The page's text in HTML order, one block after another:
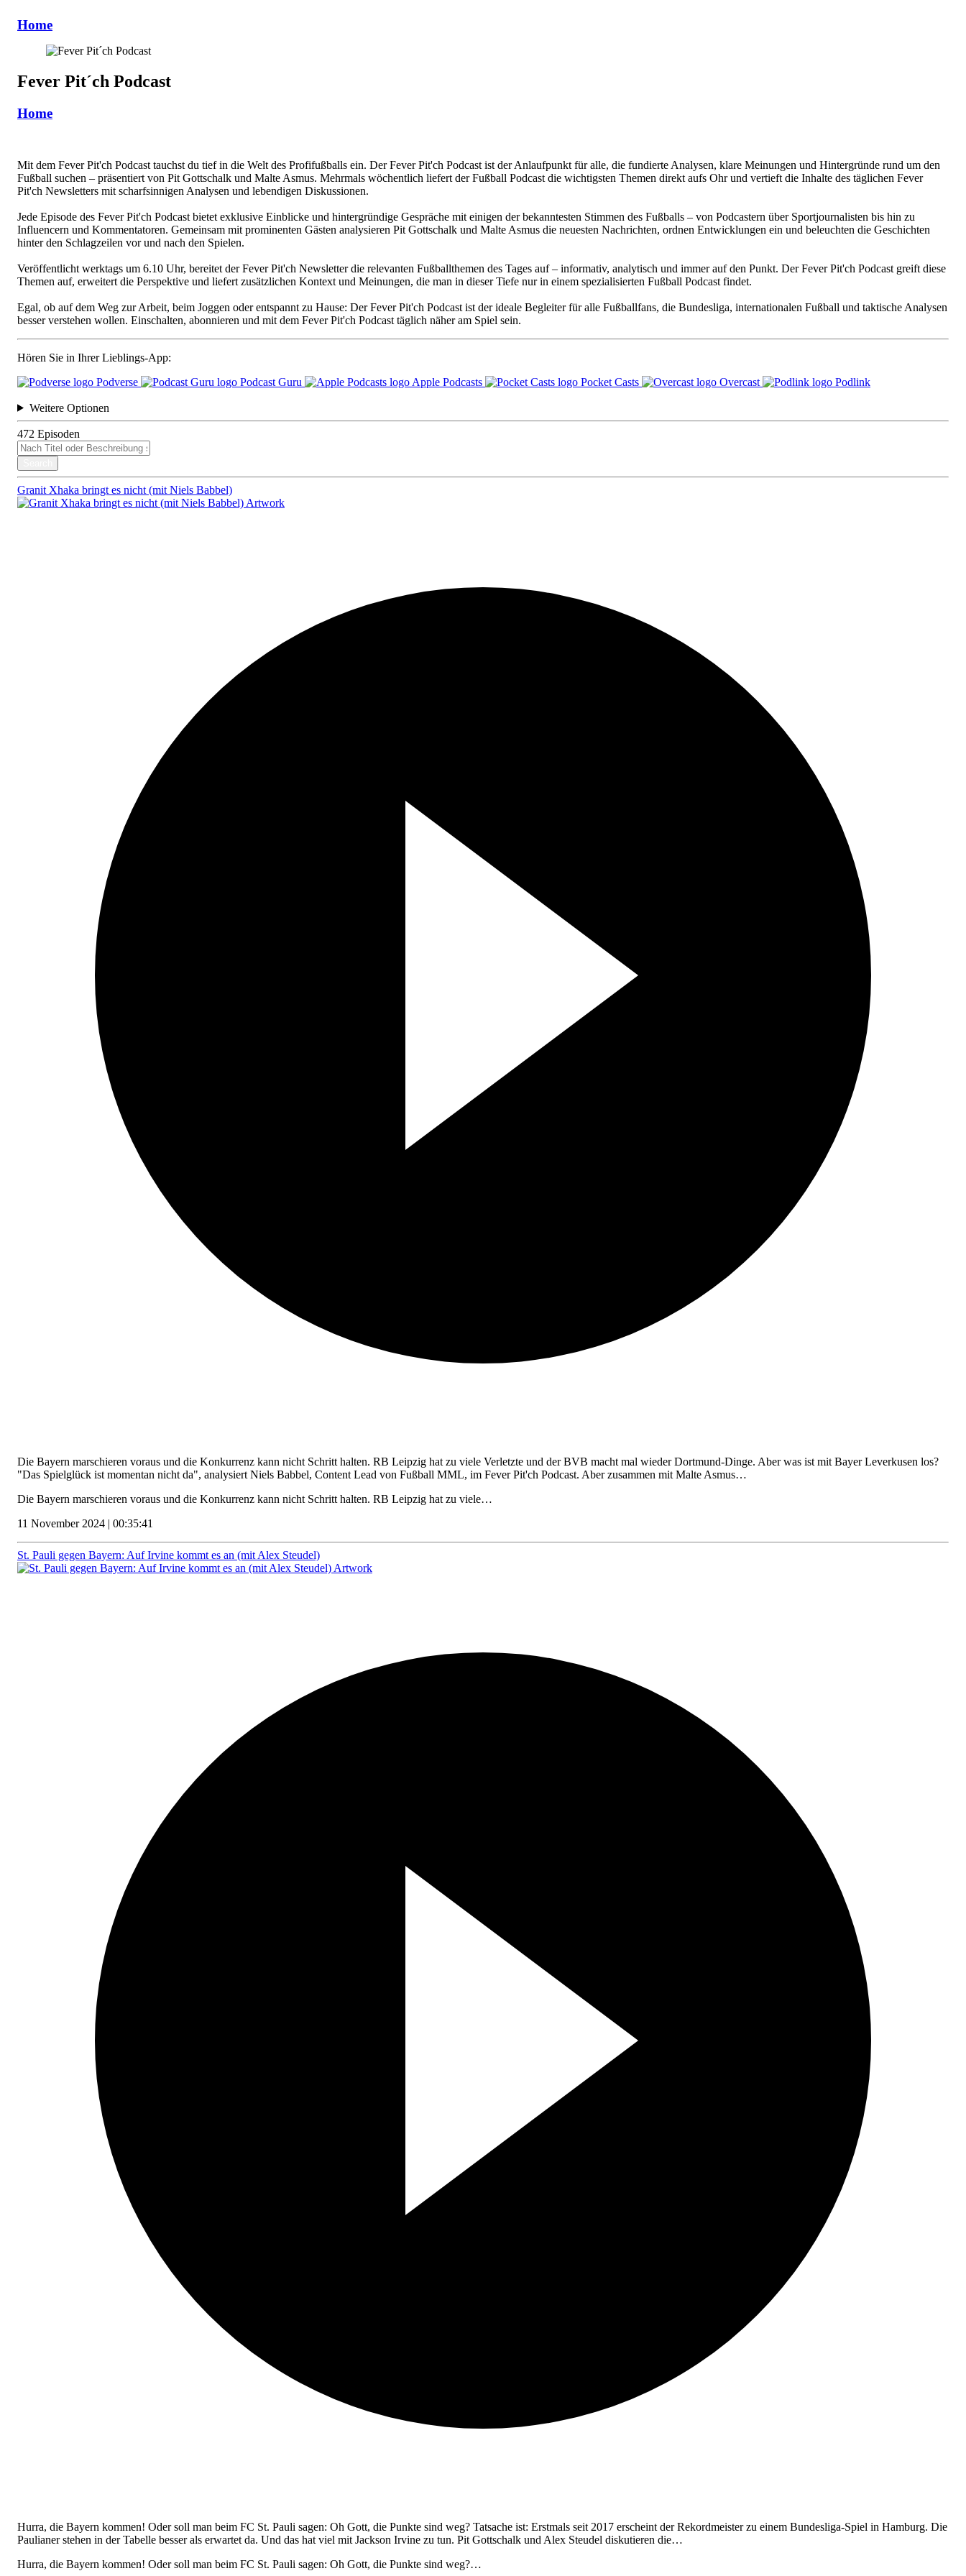
Home
Fever Pit´ch Podcast
Home
Mit dem Fever Pit'ch Podcast tauchst du tief in die Welt des Profifußballs ein. Der Fever Pit'ch Podcast ist der Anlaufpunkt für alle, die fundierte Analysen, klare Meinungen und Hintergründe rund um den
Fußball suchen – präsentiert von Pit Gottschalk und Malte Asmus. Mehrmals wöchentlich liefert der Fußball Podcast die wichtigsten Themen direkt aufs Ohr und vertieft die Inhalte des täglichen Fever
Pit'ch Newsletters mit scharfsinnigen Analysen und lebendigen Diskussionen.
Jede Episode des Fever Pit'ch Podcast bietet exklusive Einblicke und hintergründige Gespräche mit einigen der bekanntesten Stimmen des Fußballs – von Podcastern über Sportjournalisten bis hin zu
Influencern und Kommentatoren. Gemeinsam mit prominenten Gästen analysieren Pit Gottschalk und Malte Asmus die neuesten Nachrichten, ordnen Entwicklungen ein und beleuchten die Geschichten
hinter den Schlagzeilen vor und nach den Spielen.
Veröffentlicht werktags um 6.10 Uhr, bereitet der Fever Pit'ch Newsletter die relevanten Fußballthemen des Tages auf – informativ, analytisch und immer auf den Punkt. Der Fever Pit'ch Podcast greift diese
Themen auf, erweitert die Perspektive und liefert zusätzlichen Kontext und Meinungen, die man in dieser Tiefe nur in einem spezialisierten Fußball Podcast findet.
Egal, ob auf dem Weg zur Arbeit, beim Joggen oder entspannt zu Hause: Der Fever Pit'ch Podcast ist der ideale Begleiter für alle Fußballfans, die Bundesliga, internationalen Fußball und taktische Analysen
besser verstehen wollen. Einschalten, abonnieren und mit dem Fever Pit'ch Podcast täglich näher am Spiel sein.
Hören Sie in Ihrer Lieblings-App:
Podverse
Podcast Guru Apple Podcasts Pocket Casts Overcast Podlink
Weitere Optionen
472 Episoden
Granit Xhaka bringt es nicht (mit Niels Babbel)
Die Bayern marschieren voraus und die Konkurrenz kann nicht Schritt halten. RB Leipzig hat zu viele Verletzte und der BVB macht mal wieder Dortmund-Dinge. Aber was ist mit Bayer Leverkusen los?
"Das Spielglück ist momentan nicht da", analysiert Niels Babbel, Content Lead von Fußball MML, im Fever Pit'ch Podcast. Aber zusammen mit Malte Asmus…
Die Bayern marschieren voraus und die Konkurrenz kann nicht Schritt halten. RB Leipzig hat zu viele…
11 November 2024 | 00:35:41
St. Pauli gegen Bayern: Auf Irvine kommt es an (mit Alex Steudel)
Hurra, die Bayern kommen! Oder soll man beim FC St. Pauli sagen: Oh Gott, die Punkte sind weg? Tatsache ist: Erstmals seit 2017 erscheint der Rekordmeister zu einem Bundesliga-Spiel in Hamburg. Die
Paulianer stehen in der Tabelle besser als erwartet da. Und das hat viel mit Jackson Irvine zu tun. Pit Gottschalk und Alex Steudel diskutieren die…
Hurra, die Bayern kommen! Oder soll man beim FC St. Pauli sagen: Oh Gott, die Punkte sind weg?…